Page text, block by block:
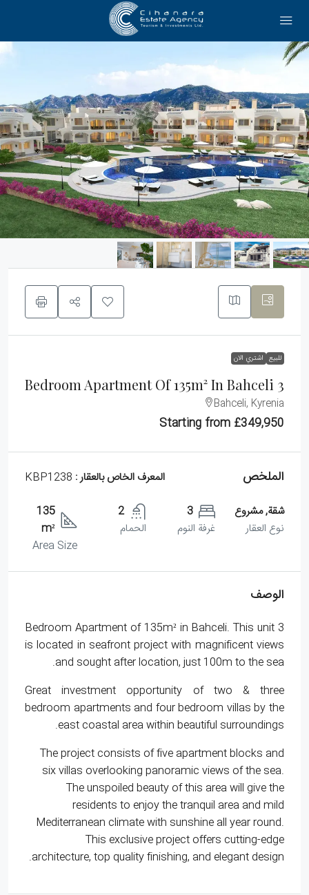
للبيع اشتري الان
3 Bedroom Apartment Of 135m² In Bahceli
Bahceli, Kyrenia
Starting from £349,950
الملخص المعرف الخاص بالعقار :
شقة, مشروع
نوع العقار
3
غرفة النوم
2
الحمام
135
m²
Area Size
الوصف
3 Bedroom Apartment of 135m² in Bahceli. This unit
is located in seafront project with magnificent views
and sought after location, just 100m to the sea.
Great investment opportunity of two & three
bedroom apartments and four bedroom villas by the
east coastal area within beautiful surroundings.
The project consists of five apartment blocks and
six villas overlooking panoramic views of the sea.
The unspoiled beauty of this area will give the
residents to enjoy the tranquil area and mild
Mediterranean climate with sunshine all year round.
This exclusive project offers cutting-edge
architecture, top quality finishing, and elegant design.